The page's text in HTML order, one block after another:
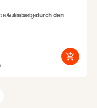
Aufladungdurch den
einlösbar